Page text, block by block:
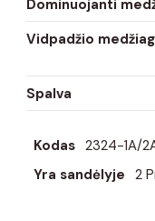
Dominuojanti
Vidpadžio
Spalva
Kodas 2324-1A/
Yra sandėlyje 2